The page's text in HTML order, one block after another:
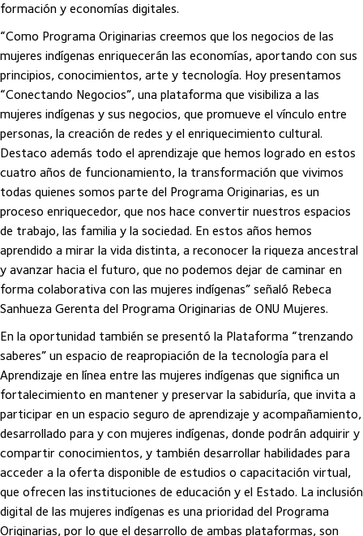
formación y economías digitales.
“Como Programa Originarias creemos que los negocios de las
mujeres indígenas enriquecerán las economías, aportando con sus
principios, conocimientos, arte y tecnología. Hoy presentamos
“Conectando Negocios”, una plataforma que visibiliza a las
mujeres indígenas y sus negocios, que promueve el vínculo entre
personas, la creación de redes y el enriquecimiento cultural.
Destaco además todo el aprendizaje que hemos logrado en estos
cuatro años de funcionamiento, la transformación que vivimos
todas quienes somos parte del Programa Originarias, es un
proceso enriquecedor, que nos hace convertir nuestros espacios
de trabajo, las familia y la sociedad. En estos años hemos
aprendido a mirar la vida distinta, a reconocer la riqueza ancestral
y avanzar hacia el futuro, que no podemos dejar de caminar en
forma colaborativa con las mujeres indígenas” señaló Rebeca
Sanhueza Gerenta del Programa Originarias de ONU Mujeres.
En la oportunidad también se presentó la Plataforma “trenzando
saberes” un espacio de reapropiación de la tecnología para el
Aprendizaje en línea entre las mujeres indígenas que significa un
fortalecimiento en mantener y preservar la sabiduría, que invita a
participar en un espacio seguro de aprendizaje y acompañamiento,
desarrollado para y con mujeres indígenas, donde podrán adquirir y
compartir conocimientos, y también desarrollar habilidades para
acceder a la oferta disponible de estudios o capacitación virtual,
que ofrecen las instituciones de educación y el Estado. La inclusión
digital de las mujeres indígenas es una prioridad del Programa
Originarias, por lo que el desarrollo de ambas plataformas, son